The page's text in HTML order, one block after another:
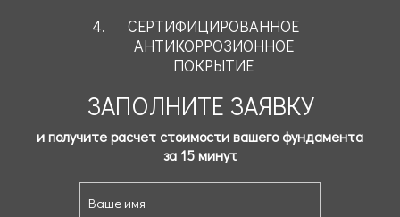
СЕРТИФИЦИРОВАННОЕ
АНТИКОРРОЗИОННОЕ
ПОКРЫТИЕ
ЗАПОЛНИТЕ ЗАЯВКУ
и получите расчет стоимости вашего фундамента
за 15 минут